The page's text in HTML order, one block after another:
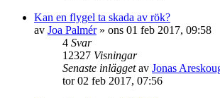
Kan en flygel ta skada av rök?
av Joa Palmér» ons 01 feb 2017, 09:58
4 Svar
12327 Visningar
Senaste inläggetav Jonas
tor 02 feb 2017, 07:56